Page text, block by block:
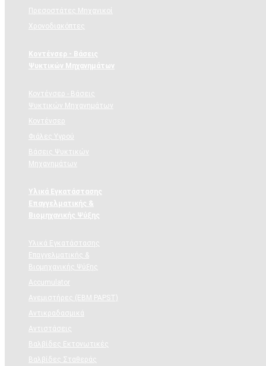
Πρεσοστάτες Μηχανικοί
Χρονοδιακόπτες
Κοντένσερ - Βάσεις
Ψυκτικών Μηχανημάτων
Κοντένσερ - Βάσεις
Ψυκτικών Μηχανημάτων
Κοντένσερ
Φιάλες Υγρού
Βάσεις Ψυκτικών
Μηχανημάτων
Υλικά Εγκατάστασης
Επαγγελματικής &
Βιομηχανικής Ψύξης
Υλικά Εγκατάστασης
Επαγγελματικής &
Βιομηχανικής Ψύξης
Accumulator
Ανεμιστήρες (ΕΒΜ PAPST)
Αντικραδασμικά
Αντιστάσεις
Βαλβίδες Εκτονωτικές
Βαλβίδες Σταθεράς